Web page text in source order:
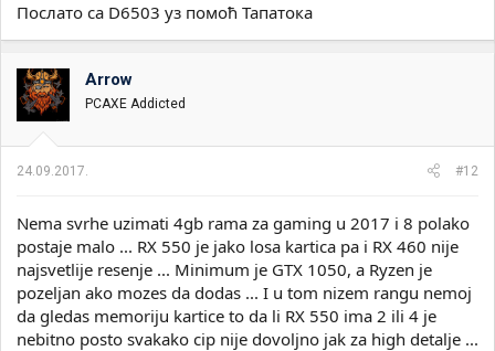
Послато са D6503 уз помоћ Тапатока
Arrow
PCAXE Addicted
24.09.2017. #12
Nema svrhe uzimati 4gb rama za gaming u 2017 i 8 polako
postaje malo ... RX 550 je jako losa kartica pa i RX 460 nije
najsvetlije resenje ... Minimum je GTX 1050, a Ryzen je
pozeljan ako mozes da dodas ... I u tom nizem rangu nemoj
da gledas memoriju kartice to da li RX 550 ima 2 ili 4 je
nebitno posto svakako cip nije dovoljno jak za high detalje ...